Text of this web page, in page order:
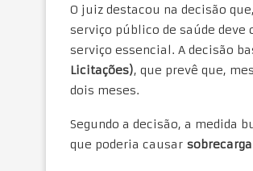
O juiz destacou na decisão
serviço público de saúde deve
serviço essencial. A decisão
Licitações), que prevê que,
dois meses.
Segundo a decisão, a medida
que poderia causar